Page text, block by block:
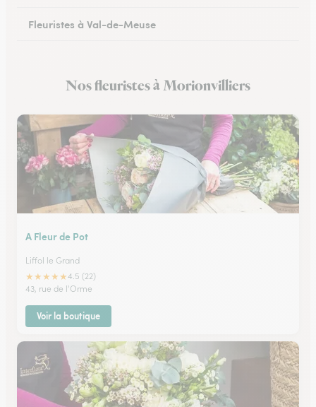
Fleuristes à Val-de-Meuse
Nos fleuristes à Morionvilliers
A Fleur de Pot
Liffol le Grand
★★★★★4.5 (22)
43, rue de l'Orme
Voir la boutique